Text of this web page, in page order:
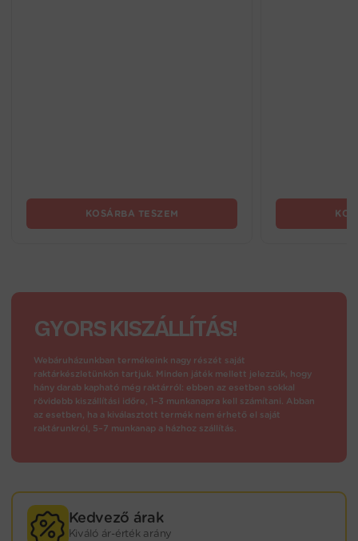
KOSÁRBA TESZEM
GYORS KISZÁLLÍTÁS!
Webáruházunkban termékeink nagy részét saját
raktárkészletünkön tartjuk. Minden játék mellett jelezzük, hogy
hány darab kapható még raktárról: ebben az esetben sokkal
rövidebb kiszállítási időre, 1–3 munkanapra kell számítani. Abban
az esetben, ha a kiválasztott termék nem érhető el saját
raktárunkról, 5–7 munkanap a házhoz szállítás.
Kedvező árak
Kiváló ár-érték arány